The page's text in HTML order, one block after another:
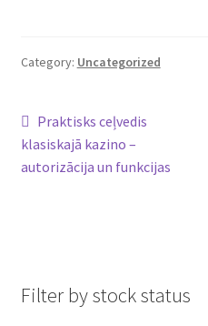
Category: Uncategorized
Post
navigation
Previous
post:
Praktisks ceļvedis
klasiskajā kazino –
autorizācija un funkcijas
Filter by stock status